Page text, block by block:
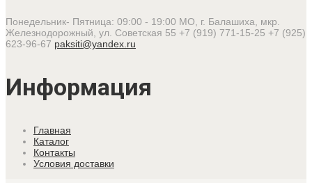
Понедельник- Пятница: 09:00 - 19:00 МО, г. Балашиха, мкр.
Железнодорожный, ул. Советская 55 +7 (919) 771-15-25 +7 (925)
623-96-67 paksiti@yandex.ru
Информация
Главная
Каталог
Контакты
Условия доставки